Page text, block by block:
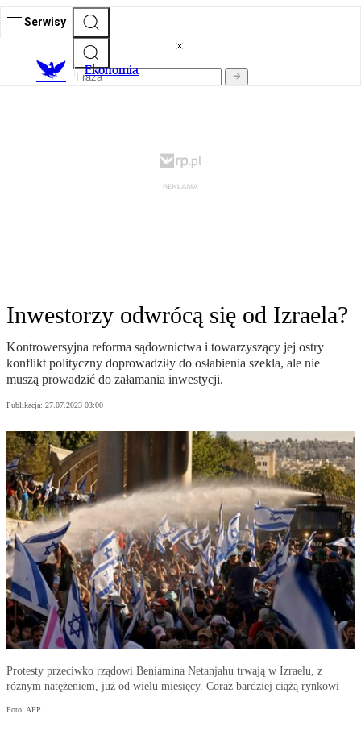
Serwisy
Ekonomia
Inwestorzy odwrócą się od Izraela?
Kontrowersyjna reforma sądownictwa i towarzyszący jej ostry
konflikt polityczny doprowadziły do osłabienia szekla, ale nie
muszą prowadzić do załamania inwestycji.
Publikacja: 27.07.2023 03:00
Protesty przeciwko rządowi Beniamina Netanjahu trwają w Izraelu, z
różnym natężeniem, już od wielu miesięcy. Coraz bardziej ciążą rynkowi
Foto: AFP